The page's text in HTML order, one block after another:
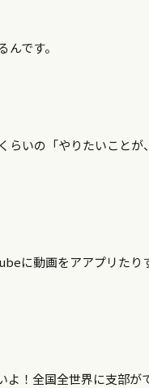
です。
らいの「やりたいことが
に動画をアアプリたり
！全国全世界に支部が